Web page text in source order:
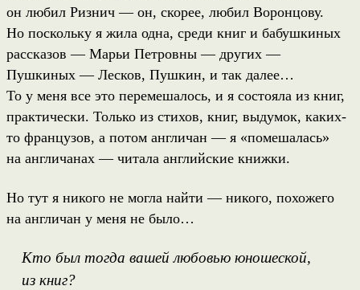
он любил Ризнич — он, скорее, любил Воронцову.
Но поскольку я жила одна, среди книг и бабушкиных
рассказов — Марьи Петровны — других —
Пушкиных — Лесков, Пушкин, и так далее…
То у меня все это перемешалось, и я состояла из книг,
практически. Только из стихов, книг, выдумок, каких-
то французов, а потом англичан — я «помешалась»
на англичанах — читала английские книжки.
Но тут я никого не могла найти — никого, похожего
на англичан у меня не было…
Кто был тогда вашей любовью юношеской,
из книг?